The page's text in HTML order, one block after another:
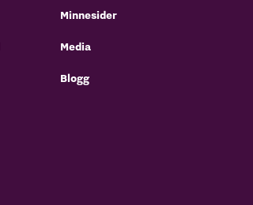
Minnesider
Media
Blogg